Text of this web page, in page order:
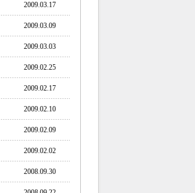
2009.03.17
2009.03.09
2009.03.03
2009.02.25
2009.02.17
2009.02.10
2009.02.09
2009.02.02
2008.09.30